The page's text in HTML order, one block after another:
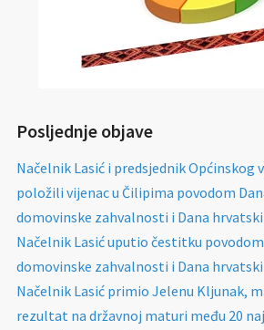
Posljednje objave
Načelnik Lasić i predsjednik Općinskog
položili vijenac u Čilipima povodom
domovinske zahvalnosti i Dana
Načelnik Lasić uputio čestitku
domovinske zahvalnosti i Dana
Načelnik Lasić primio Jelenu Kljunak,
rezultat na državnoj maturi među 20